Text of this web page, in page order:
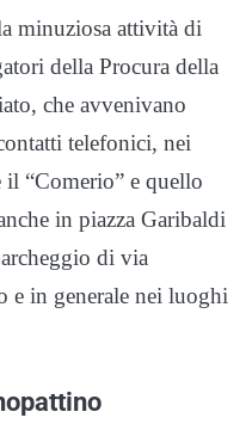
minuziosa attività di
della Procura della
che avvenivano
telefonici, nei
“Comerio” e quello
in piazza Garibaldi
di via
e in generale nei luoghi